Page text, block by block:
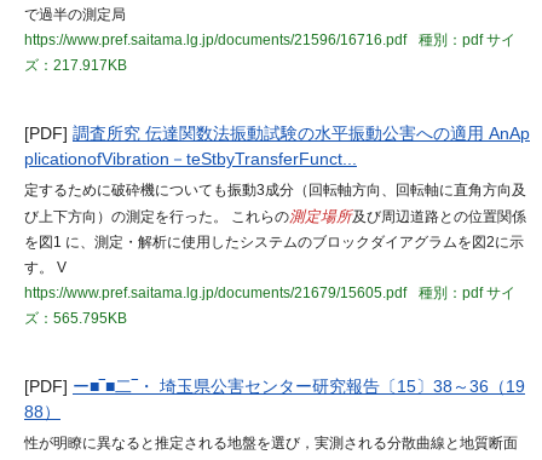
で過半の測定局
https://www.pref.saitama.lg.jp/documents/21596/16716.pdf
種別：pdfサイ
ズ：217.917KB
[PDF] 調査所究 伝達関数法振動試験の水平振動公害への適用 AnAp
plicationofVibration－teStbyTransferFunct...
定するために破砕機についても振動3成分（回転軸方向、回転軸に直角方向及
び上下方向）の測定を行った。 これらの測定場所及び周辺道路との位置関係
を図1 に、測定・解析に使用したシステムのブロックダイアグラムを図2に示
す。 V
https://www.pref.saitama.lg.jp/documents/21679/15605.pdf
種別：pdfサイ
ズ：565.795KB
[PDF] ー■‾■二‾・ 埼玉県公害センター研究報告〔15〕38～36（19
88）
性が明瞭に異なると推定される地盤を選び，実測される分散曲線と地質断面